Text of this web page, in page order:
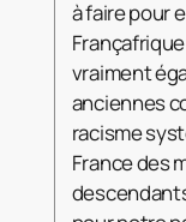
à faire pour
vraiment
anciennes
racisme
France des